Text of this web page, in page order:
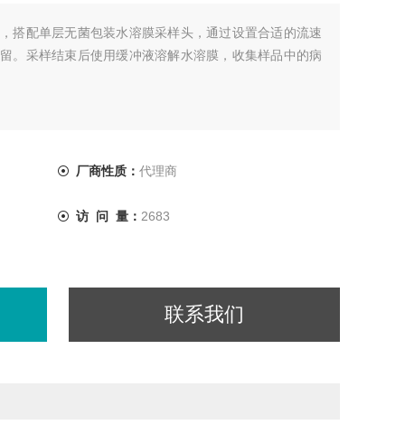
搭配单层无菌包装水溶膜采样头，通过设置合适的流速
。采样结束后使用缓冲液溶解水溶膜，收集样品中的病
厂商性质： 代理商
访 问 量： 2683
联系我们